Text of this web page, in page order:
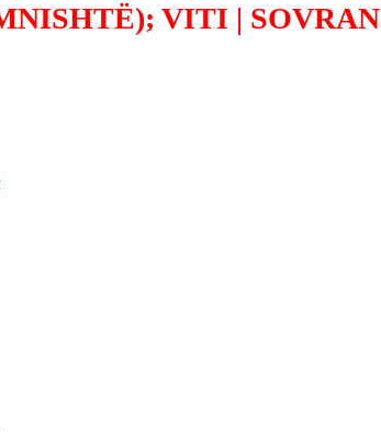
VITI | SOVRAN